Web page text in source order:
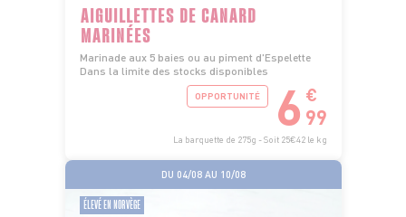
AIGUILLETTES DE CANARD
MARINÉES
Marinade aux 5 baies ou au piment d'Espelette
Dans la limite des stocks disponibles
OPPORTUNITÉ 6 €
99
La barquette de 275g - Soit 25€42 le kg
DU 04/08 AU 10/08
ÉLEVÉ EN NORVÈGE